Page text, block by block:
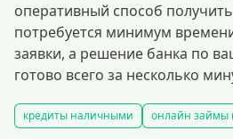
оперативный способ
потребуется минимум
заявки, а решение банка по
готово всего за несколько
кредиты наличными онлайн займы